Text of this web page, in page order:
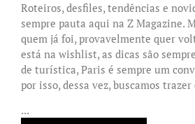
Roteiros, desfiles, tendências e
sempre pauta aqui na Z Magazine.
quem já foi, provavelmente quer
está na wishlist, as dicas são
de turística, Paris é sempre um
por isso, dessa vez, buscamos
...